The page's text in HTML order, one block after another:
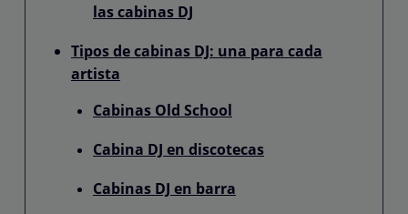
las cabinas DJ
Tipos de cabinas DJ: una para cada
artista
Cabinas Old School
Cabina DJ en discotecas
Cabinas DJ en barra